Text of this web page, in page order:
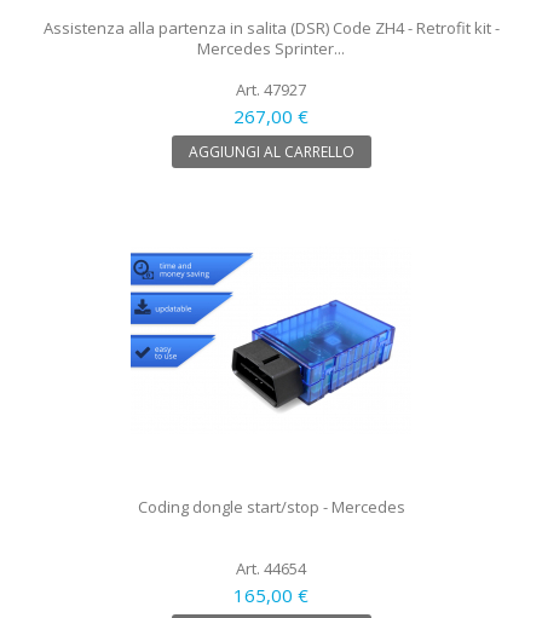
Assistenza alla partenza in salita (DSR) Code ZH4 - Retrofit kit -
Mercedes Sprinter...
Art. 47927
267,00 €
AGGIUNGI AL CARRELLO
Coding dongle start/stop - Mercedes
Art. 44654
165,00 €